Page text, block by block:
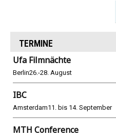
TERMINE
Ufa Filmnächte
Berlin26.-28. August
IBC
Amsterdam11. bis 14. September
MTH Conference